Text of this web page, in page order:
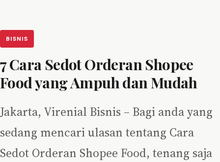
BISNIS
7 Cara Sedot Orderan Shopee
Food yang Ampuh dan Mudah
Jakarta, Virenial Bisnis – Bagi anda yang
sedang mencari ulasan tentang Cara
Sedot Orderan Shopee Food, tenang saja